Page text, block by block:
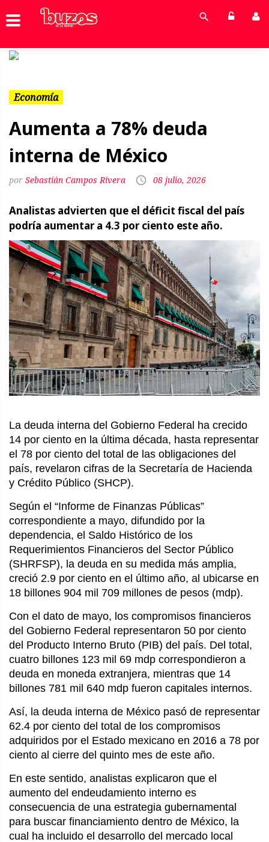
Economía
Aumenta a 78% deuda
interna de México
Sebastián Campos Rivera 08 julio, 2026
Analistas advierten que el déficit fiscal del país
podría aumentar a 4.3 por ciento este año.
La deuda interna del Gobierno Federal ha crecido
14 por ciento en la última década, hasta representar
el 78 por ciento del total de las obligaciones del
país, revelaron cifras de la Secretaría de Hacienda
y Crédito Público (SHCP).
Según el “Informe de Finanzas Públicas”
correspondiente a mayo, difundido por la
dependencia, el Saldo Histórico de los
Requerimientos Financieros del Sector Público
(SHRFSP), la deuda en su medida más amplia,
creció 2.9 por ciento en el último año, al ubicarse en
18 billones 904 mil 709 millones de pesos (mdp).
Con el dato de mayo, los compromisos financieros
del Gobierno Federal representaron 50 por ciento
del Producto Interno Bruto (PIB) del país. Del total,
cuatro billones 123 mil 69 mdp correspondieron a
deuda en moneda extranjera, mientras que 14
billones 781 mil 640 mdp fueron capitales internos.
Así, la deuda interna de México pasó de representar
62.4 por ciento del total de los compromisos
adquiridos por el Estado mexicano en 2016 a 78 por
ciento al cierre del quinto mes de este año.
En este sentido, analistas explicaron que el
aumento del endeudamiento interno es
consecuencia de una estrategia gubernamental
para buscar financiamiento dentro de México, la
cual ha incluido el desarrollo del mercado local